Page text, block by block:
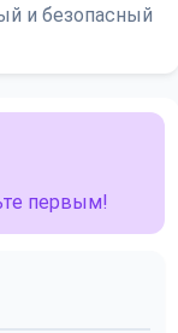
и безопасный
первым!